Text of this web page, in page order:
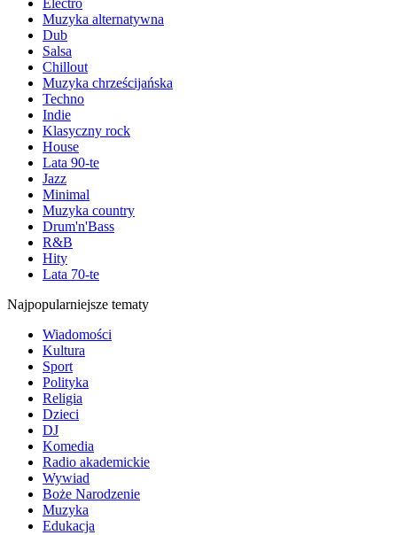
Electro
Muzyka alternatywna
Dub
Salsa
Chillout
Muzyka chrześcijańska
Techno
Indie
Klasyczny rock
House
Lata 90-te
Jazz
Minimal
Muzyka country
Drum'n'Bass
R&B
Hity
Lata 70-te
Najpopularniejsze tematy
Wiadomości
Kultura
Sport
Polityka
Religia
Dzieci
DJ
Komedia
Radio akademickie
Wywiad
Boże Narodzenie
Muzyka
Edukacja